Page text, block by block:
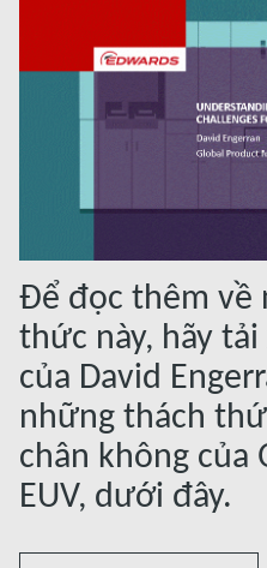
Để đọc thêm về
thức này, hãy
của David
những thách
chân không của
EUV, dưới đây.